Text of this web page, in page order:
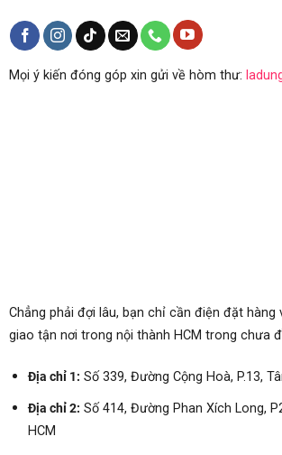
Mọi ý kiến đóng góp xin gửi về hòm thư:
Chẳng phải đợi lâu, bạn chỉ cần điện đặt hàng
giao tận nơi trong nội thành HCM trong chưa
Địa chỉ 1: Số 339, Đường Cộng Hoà, P.13,
Địa chỉ 2: Số 414, Đường Phan Xích Long,
HCM